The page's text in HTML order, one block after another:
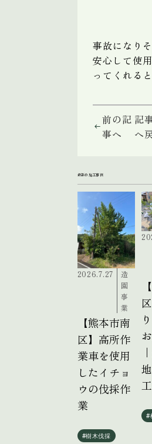
事故になり
安心して使
ってくれる
前の記
事へ
記
へ
最新の施工事例
2026.7.27
造
園
事
業
【熊本市南
区】高所作
業車を使用
したイチョ
ウの伐採作
業
#樹木伐採
#